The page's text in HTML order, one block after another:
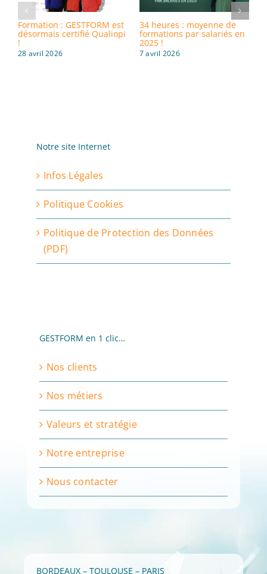
Formation : GESTFORM est
désormais certifié Qualiopi
!
28 avril 2026
34 heures : moyenne de
formations par salariés en
2025 !
7 avril 2026
Notre site Internet
Infos Légales
Politique Cookies
Politique de Protection des Données
(PDF)
GESTFORM en 1 clic…
Nos clients
Nos métiers
Valeurs et stratégie
Notre entreprise
Nous contacter
BORDEAUX – TOULOUSE – PARIS